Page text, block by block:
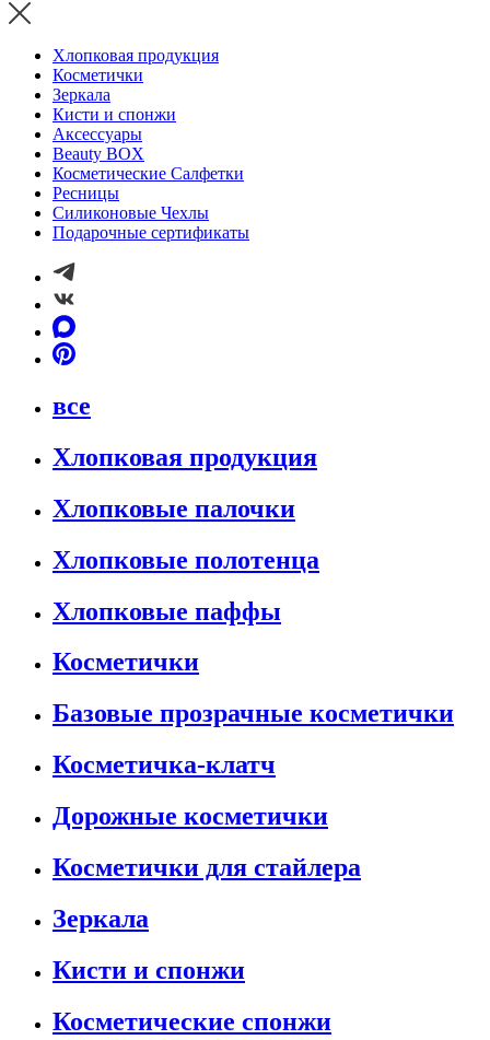
Хлопковая продукция
Косметички
Зеркала
Кисти и спонжи
Аксессуары
Beauty BOX
Косметические Салфетки
Ресницы
Силиконовые Чехлы
Подарочные сертификаты
все
Хлопковая продукция
Хлопковые палочки
Хлопковые полотенца
Хлопковые паффы
Косметички
Базовые прозрачные косметички
Косметичка-клатч
Дорожные косметички
Косметички для стайлера
Зеркала
Кисти и спонжи
Косметические спонжи